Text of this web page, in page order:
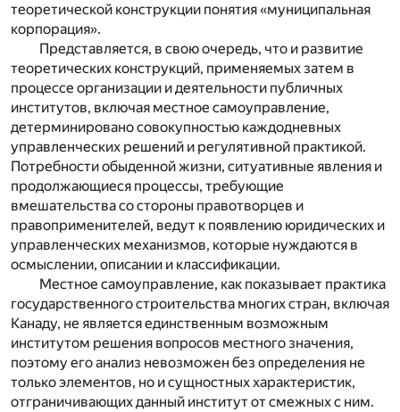
теоретической конструкции понятия «муниципальная
корпорация».
Представляется, в свою очередь, что и развитие
теоретических конструкций, применяемых затем в
процессе организации и деятельности публичных
институтов, включая местное самоуправление,
детерминировано совокупностью каждодневных
управленческих решений и регулятивной практикой.
Потребности обыденной жизни, ситуативные явления и
продолжающиеся процессы, требующие
вмешательства со стороны правотворцев и
правоприменителей, ведут к появлению юридических и
управленческих механизмов, которые нуждаются в
осмыслении, описании и классификации.
Местное самоуправление, как показывает практика
государственного строительства многих стран, включая
Канаду, не является единственным возможным
институтом решения вопросов местного значения,
поэтому его анализ невозможен без определения не
только элементов, но и сущностных характеристик,
отграничивающих данный институт от смежных с ним.